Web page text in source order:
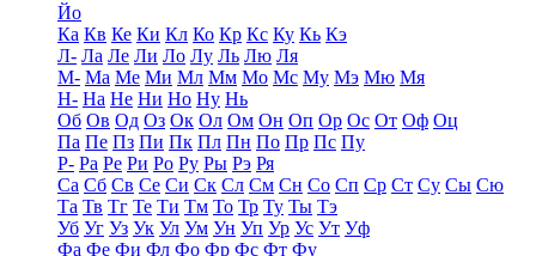
Йо
Ка Кв Ке Ки Кл Ко Кр Кс Ку Кь Кэ
Л- Ла Ле Ли Ло Лу Ль Лю Ля
М- Ма Ме Ми Мл Мм Мо Мс Му Мэ Мю Мя
Н- На Не Ни Но Ну Нь
Об Ов Од Оз Ок Ол Ом Он Оп Ор Ос От Оф Оц
Па Пе Пз Пи Пк Пл Пн По Пр Пс Пу
Р- Ра Ре Ри Ро Ру Ры Рэ Ря
Са Сб Св Се Си Ск Сл См Сн Со Сп Ср Ст Су Сы Сю
Та Тв Тг Те Ти Тм То Тр Ту Ты Тэ
Уб Уг Уз Ук Ул Ум Ун Уп Ур Ус Ут Уф
Фа Фе Фи Фл Фо Фр Фс Фт Фу